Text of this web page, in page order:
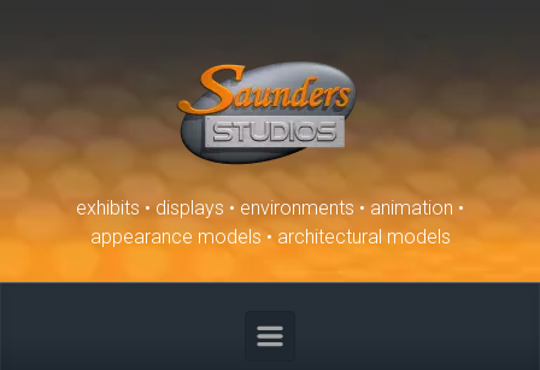
exhibits • displays • environments • animation •
appearance models • architectural models